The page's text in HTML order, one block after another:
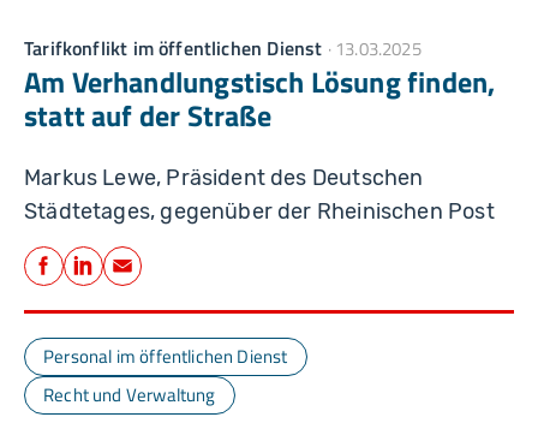
Tarifkonflikt im öffentlichen Dienst 13.03.2025
Am Verhandlungstisch Lösung finden,
statt auf der Straße
Markus Lewe, Präsident des Deutschen
Städtetages, gegenüber der Rheinischen Post
Teilen
Facebook
LinkedIn
E-Mail
Personal im öffentlichen Dienst
Recht und Verwaltung